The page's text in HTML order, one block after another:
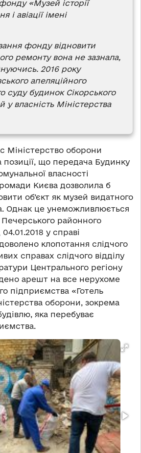
«Музей історії
і авіації імені
фонду відновити
ремонту вона не зазнала,
2016 року
апеляційного
суду будинок Сікорського
у власність Міністерства
Міністерство оборони
позиції, що передача Будинку
власності
Києва дозволила б
об’єкт як музей видатного
Однак це унеможливлюється
районного
у справі
клопотання слідчого
справах слідчого відділу
Центрального регіону
арешт на все нерухоме
підприємства «Готель
оборони, зокрема
яка перебуває